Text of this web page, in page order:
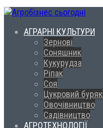
АГРАРНІ КУЛЬТУРИ
Зернові
Соняшник
Кукурудза
Ріпак
Соя
Цукровий буряк
Овочівництво
Садівництво
АГРОТЕХНОЛОГІЇ